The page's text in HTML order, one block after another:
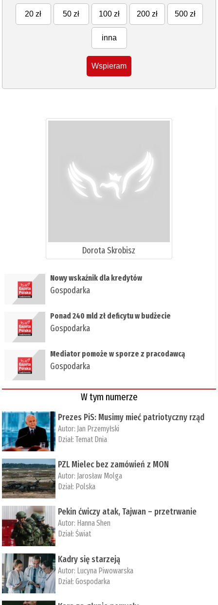
20 zł 50 zł 100 zł 200 zł 500 zł
inna
Wspieram
Dorota Skrobisz
Nowy wskaźnik dla kredytów
Gospodarka
Ponad 240 mld zł deficytu w budżecie
Gospodarka
Mediator pomoże w sporze z pracodawcą
Gospodarka
W tym numerze
Prezes PiS: Musimy mieć patriotyczny rząd
Autor: Jan Przemyłski
Dział:Temat Dnia
PZL Mielec bez zamówień z MON
Autor: Jarosław Molga
Dział: Polska
Pekin ćwiczy atak, Tajwan – przetrwanie
Autor: ­Hanna Shen
Dział:Świat
Kadry się starzeją
Autor: Lucyna Piwowarska
Dział:Gospodarka